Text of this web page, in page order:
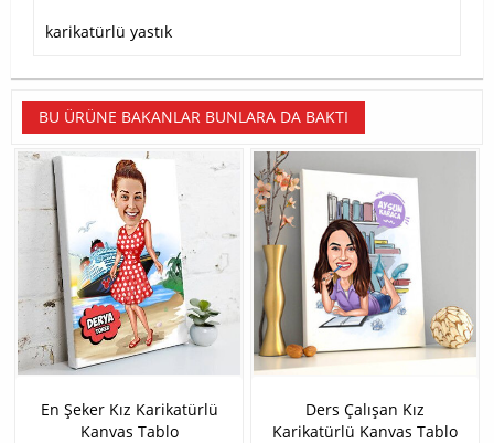
karikatürlü yastık
BU ÜRÜNE BAKANLAR BUNLARA DA BAKTI
En Şeker Kız Karikatürlü
Kanvas Tablo
Ders Çalışan Kız
Karikatürlü Kanvas Tablo